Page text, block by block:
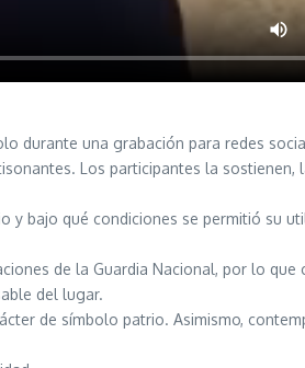
durante una grabación para redes
Los participantes la sostienen,
y bajo qué condiciones se permitió su
de la Guardia Nacional, por lo que
del lugar.
de símbolo patrio. Asimismo,